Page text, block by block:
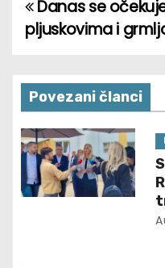
P
o
s
t
n
a
Danas se
pljuskovima i
Povezani članci